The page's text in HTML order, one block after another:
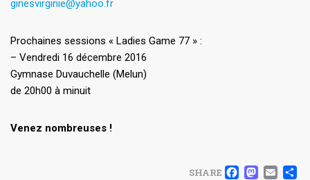
ginesvirginie@yahoo.fr
Prochaines sessions « Ladies Game 77 » :
– Vendredi 16 décembre 2016
Gymnase Duvauchelle (Melun)
de 20h00 à minuit
Venez nombreuses !
SHARE